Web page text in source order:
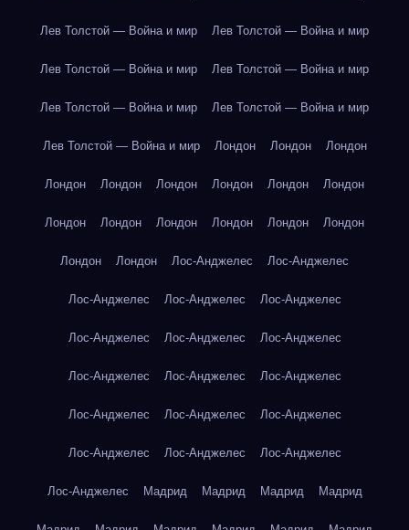
Лев Толстой — Война и мир Лев Толстой — Война и мир
Лев Толстой — Война и мир Лев Толстой — Война и мир
Лев Толстой — Война и мир Лев Толстой — Война и мир
Лев Толстой — Война и мир Лондон Лондон Лондон
Лондон Лондон Лондон Лондон Лондон Лондон
Лондон Лондон Лондон Лондон Лондон Лондон
Лондон Лондон Лос-Анджелес Лос-Анджелес
Лос-Анджелес Лос-Анджелес Лос-Анджелес
Лос-Анджелес Лос-Анджелес Лос-Анджелес
Лос-Анджелес Лос-Анджелес Лос-Анджелес
Лос-Анджелес Лос-Анджелес Лос-Анджелес
Лос-Анджелес Лос-Анджелес Лос-Анджелес
Лос-Анджелес Мадрид Мадрид Мадрид Мадрид